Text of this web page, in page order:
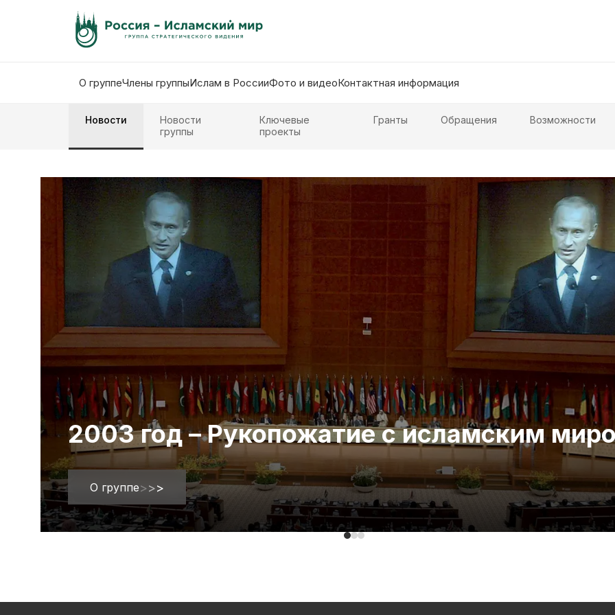
О группеЧлены группыИслам в РоссииФото и видеоКонтактная информация
Новости
Новости
группы
Ключевые
проекты
Гранты Обращения Возможности
2003 год – Рукопожатие с исламским
О группе>>>